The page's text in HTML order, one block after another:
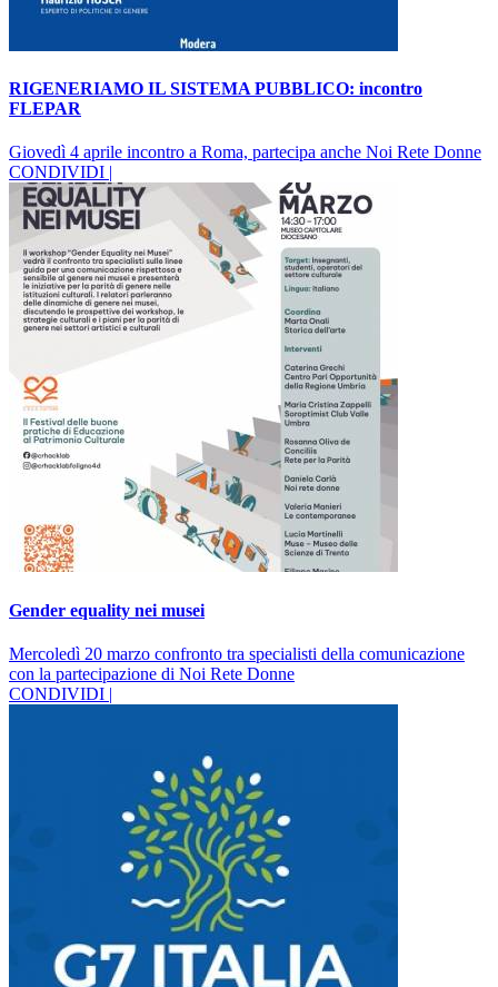
RIGENERIAMO IL SISTEMA PUBBLICO: incontro
FLEPAR
Giovedì 4 aprile incontro a Roma, partecipa anche Noi Rete Donne
CONDIVIDI |
Gender equality nei musei
Mercoledì 20 marzo confronto tra specialisti della comunicazione
con la partecipazione di Noi Rete Donne
CONDIVIDI |